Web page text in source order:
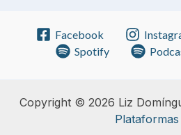
Facebook
Spotify
Copyright © 2026 Liz
Plataformas